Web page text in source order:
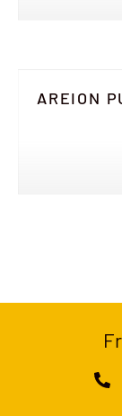
AREION